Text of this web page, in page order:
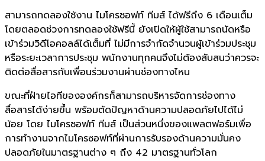
สามารถทดลองใช้งาน ไมโครซอฟท์ ทีมส์ ได้ฟรีถึง 6 เดือนเต็ม
โดยตลอดช่วงการทดลองใช้ฟรีนี้ ยังเปิดให้ผู้ใช้สามารถนัดหรือ
เข้าร่วมวิดีโอคอลล์ได้เต็มที่ ไม่มีการจำกัดจำนวนผู้เข้าร่วมประชุม
หรือระยะเวลาการประชุม พนักงานทุกคนจึงไม่ต้องสับสนว่าควรจะ
ติดต่อสื่อสารกับเพื่อนร่วมงานผ่านช่องทางไหน
ขณะที่ฝ่ายไอทีขององค์กรก็สามารถบริหารจัดการช่องทาง
สื่อสารได้ง่ายขึ้น พร้อมตัดปัญหาด้านความปลอดภัยไปได้ไม่
น้อย โดย ไมโครซอฟท์ ทีมส์ เป็นส่วนหนึ่งของแพลตฟอร์มเพื่อ
การทำงานจากไมโครซอฟท์ที่ผ่านการรับรองด้านความมั่นคง
ปลอดภัยในมาตรฐานต่าง ๆ ถึง 42 มาตรฐานทั่วโลก